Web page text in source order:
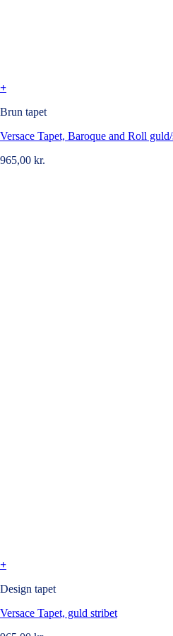
+
Brun tapet
Versace Tapet, Baroque and Roll
965,00 kr.
+
Design tapet
Versace Tapet, guld stribet